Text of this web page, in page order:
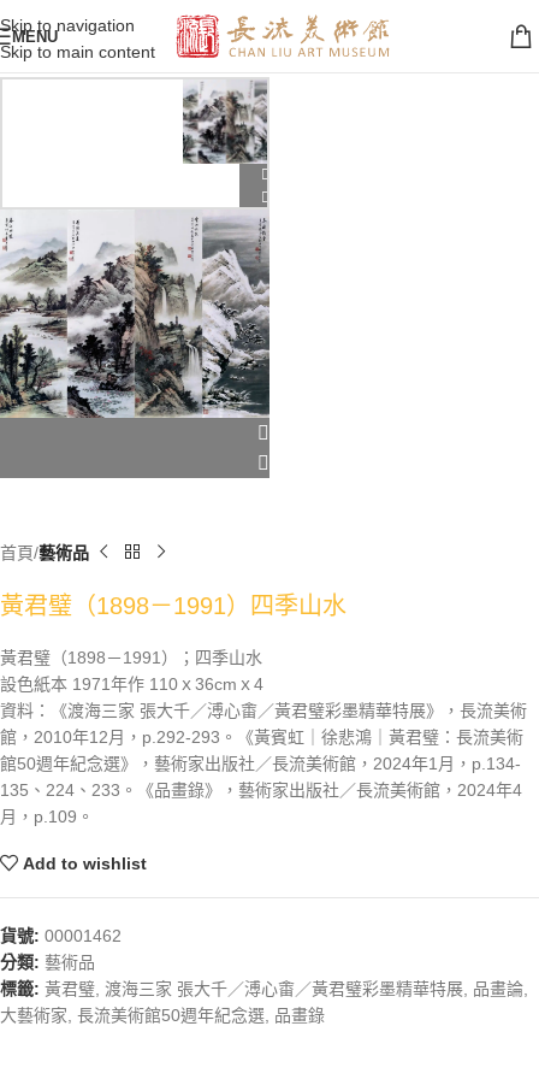
Skip to navigation
Skip to main content
MENU
首頁 藝術品
黃君璧（1898－1991）四季山水
黃君璧（1898－1991）；四季山水
設色紙本 1971年作 110ｘ36cmｘ4
資料：《渡海三家 張大千／溥心畬／黃君璧彩墨精華特展》，長流美術
館，2010年12月，p.292-293。《黃賓虹｜徐悲鴻｜黃君璧：長流美術
館50週年紀念選》，藝術家出版社／長流美術館，2024年1月，p.134-
135、224、233。《品畫錄》，藝術家出版社／長流美術館，2024年4
月，p.109。
Add to wishlist
貨號: 00001462
分類: 藝術品
標籤: 黃君璧 渡海三家 張大千／溥心畬／黃君璧彩墨精華特展 品畫論
大藝術家 長流美術館50週年紀念選 品畫錄